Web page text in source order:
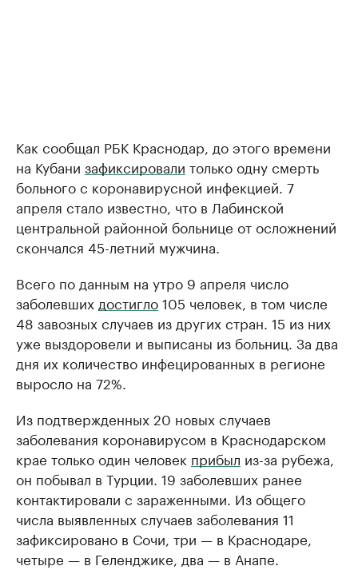
Как сообщал РБК Краснодар, до этого времени
на Кубани зафиксировали только одну смерть
больного с коронавирусной инфекцией. 7
апреля стало известно, что в Лабинской
центральной районной больнице от осложнений
скончался 45-летний мужчина.
Всего по данным на утро 9 апреля число
заболевших достигло105 человек, в том числе
48 завозных случаев из других стран. 15 из них
уже выздоровели и выписаны из больниц. За два
дня их количество инфецированных в регионе
выросло на 72%.
Из подтвержденных 20 новых случаев
заболевания коронавирусом в Краснодарском
крае только один человек прибыл из-за рубежа,
он побывал в Турции. 19 заболевших ранее
контактировали с зараженными. Из общего
числа выявленных случаев заболевания 11
зафиксировано в Сочи, три — в Краснодаре,
четыре — в Геленджике, два — в Анапе.